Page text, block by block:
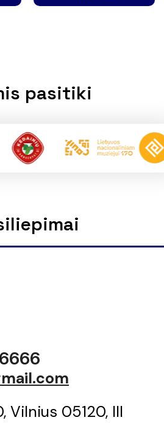
pasitiki
Vilnius 05120, III